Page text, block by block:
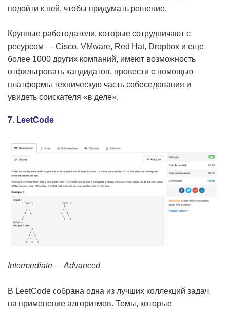
подойти к ней, чтобы придумать решение.
Крупные работодатели, которые сотрудничают с
ресурсом — Cisco, VMware, Red Hat, Dropbox и еще
более 1000 других компаний, имеют возможность
отфильтровать кандидатов, провести с помощью
платформы техническую часть собеседования и
увидеть соискателя «в деле».
7. LeetCode
Intermediate — Advanced
В LeetCode собрана одна из лучших коллекций задач
на применение алгоритмов. Темы, которые